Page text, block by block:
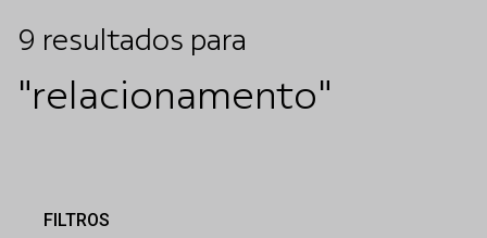
9 resultados para
"relacionamento"
FILTROS